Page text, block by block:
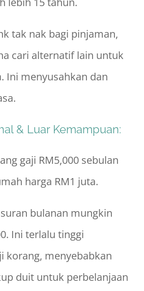
tak nak bagi pinjaman,
cari alternatif lain untuk
Ini menyusahkan dan
& Luar Kemampuan:
gaji RM5,000 sebulan
harga RM1 juta.
bulanan mungkin
Ini terlalu tinggi
korang, menyebabkan
duit untuk perbelanjaan